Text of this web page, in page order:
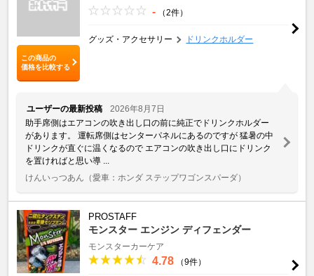
この商品の
価格を比較する
- （2件）
グッズ・アクセサリー ドリンクホルダー
ユーザーの最新投稿
2026年8月7日
助手席側はエアコンの吹き出し口の前に純正でドリンクホルダー
があります。 運転席側はセンターパネルにあるのですが 猛暑の中
ドリンクが直ぐに温くなるので エアコンの吹き出し口にドリンク
を置ければと思い導 ...
けんいっつあん （愛車：ホンダ ステップワゴンスパーダ）
PROSTAFF
モンスター エンジン ディフェンダー
モンスターカーケア
4.78 （9件）